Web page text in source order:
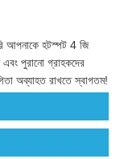
আপনাকে হটস্পট 4 জি
পুরানো গ্রাহকদের
অব্যাহত রাখতে স্বাগতম!